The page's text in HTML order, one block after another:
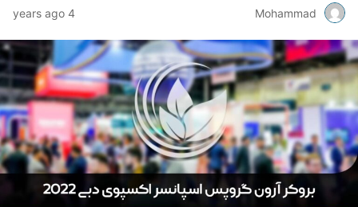
Mohammad
4 years ago